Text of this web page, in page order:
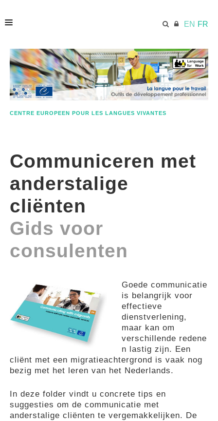
EN FR
ACCUEIL
ECML.AT
COMPÉTENCES
RESSOURCES
GUIDES
COMMUNAUTÉ
CENTRE EUROPEEN POUR LES LANGUES VIVANTES
Communiceren met
anderstalige
cliënten
Gids voor
consulenten
Goede communicatie
is belangrijk voor
effectieve
dienstverlening,
maar kan om
verschillende redene
n lastig zijn. Een
cliënt met een migratieachtergrond is vaak nog
bezig met het leren van het Nederlands.
In deze folder vindt u concrete tips en
suggesties om de communicatie met
anderstalige cliënten te vergemakkelijken. De